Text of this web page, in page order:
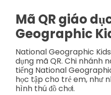
Mã QR giáo
Geographic
National Geographic
dụng mã QR. Chi nhánh
tiếng National
học tập cho trẻ em, như
hình thú đồ chơi.